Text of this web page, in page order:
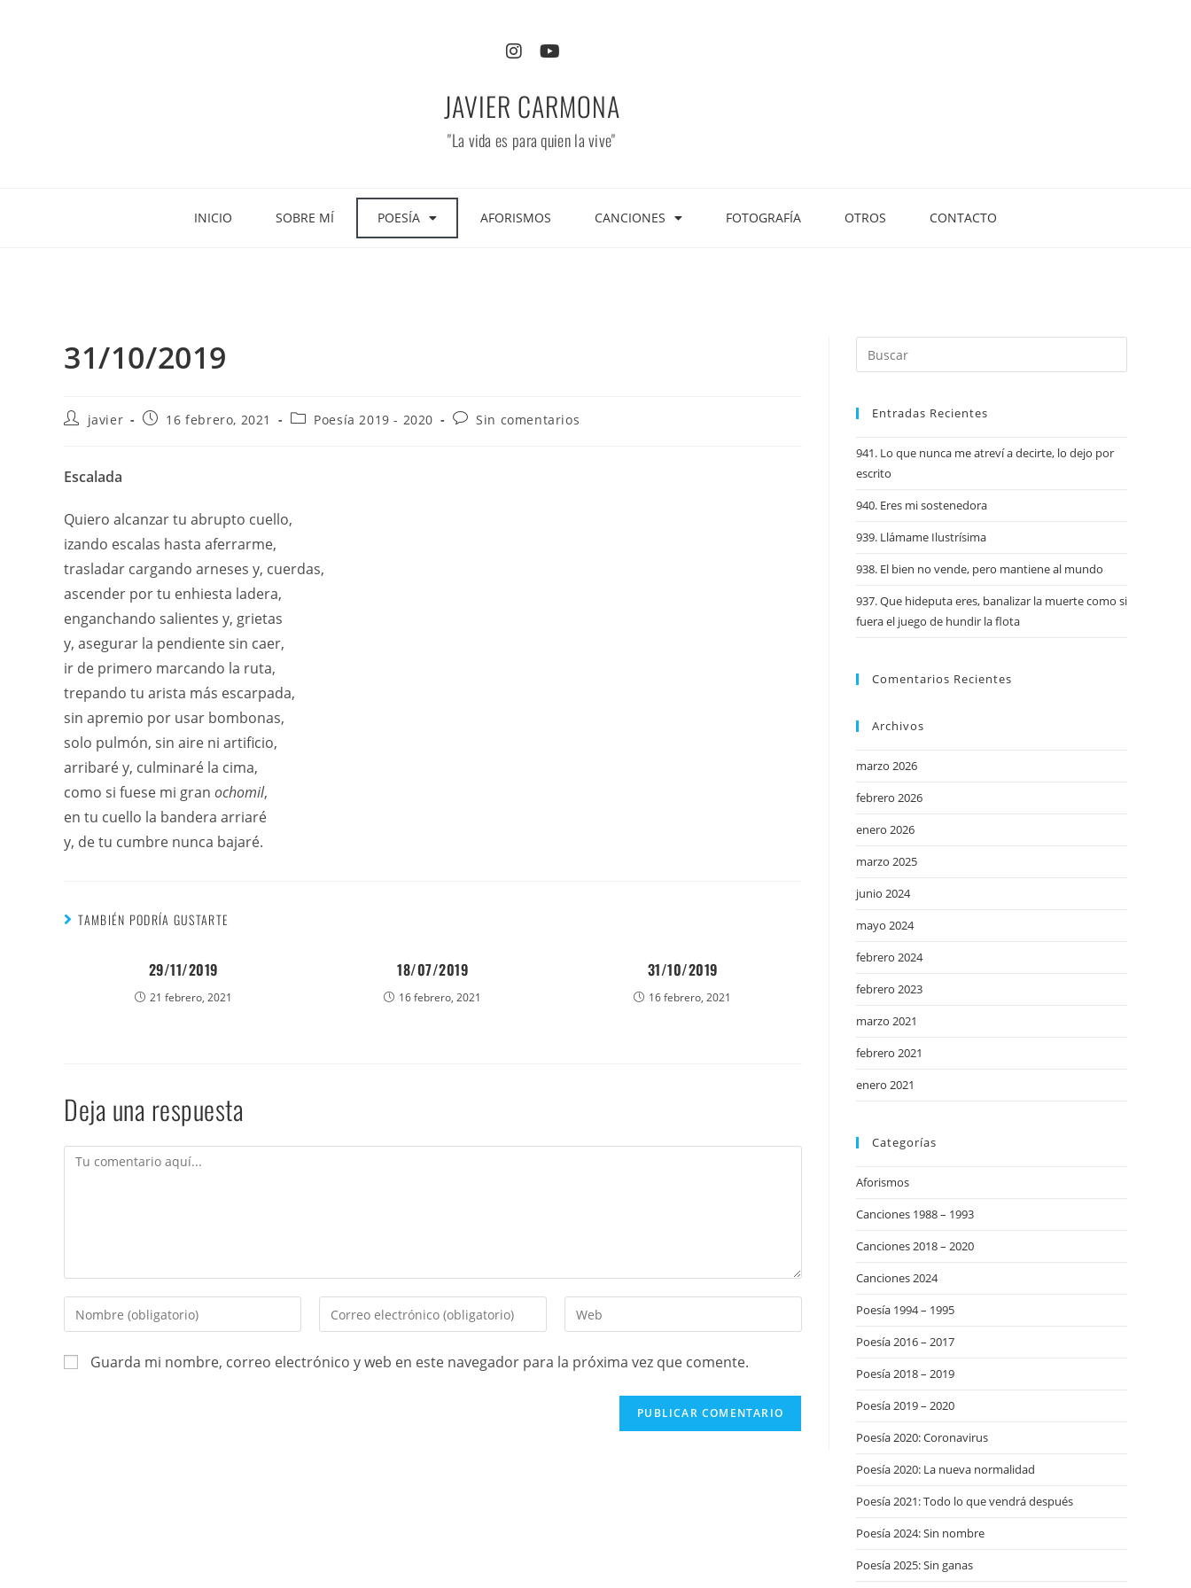
JAVIER CARMONA
"La vida es para quien la vive"
INICIO SOBRE MÍ POESÍA AFORISMOS CANCIONES FOTOGRAFÍA OTROS CONTACTO
31/10/2019
javier 16 febrero, 2021 Poesía 2019 - 2020 Sin comentarios
Escalada
Quiero alcanzar tu abrupto cuello,
izando escalas hasta aferrarme,
trasladar cargando arneses y, cuerdas,
ascender por tu enhiesta ladera,
enganchando salientes y, grietas
y, asegurar la pendiente sin caer,
ir de primero marcando la ruta,
trepando tu arista más escarpada,
sin apremio por usar bombonas,
solo pulmón, sin aire ni artificio,
arribaré y, culminaré la cima,
como si fuese mi gran ochomil,
en tu cuello la bandera arriaré
y, de tu cumbre nunca bajaré.
TAMBIÉN PODRÍA GUSTARTE
29/11/2019
21 febrero, 2021
18/07/2019
16 febrero, 2021
31/10/2019
16 febrero, 2021
Deja una respuesta
Guarda mi nombre, correo electrónico y web en este navegador para la próxima vez que comente.
Entradas Recientes
941. Lo que nunca me atreví a decirte, lo dejo por
escrito
940. Eres mi sostenedora
939. Llámame Ilustrísima
938. El bien no vende, pero mantiene al mundo
937. Que hideputa eres, banalizar la muerte como si
fuera el juego de hundir la flota
Comentarios Recientes
Archivos
marzo 2026
febrero 2026
enero 2026
marzo 2025
junio 2024
mayo 2024
febrero 2024
febrero 2023
marzo 2021
febrero 2021
enero 2021
Categorías
Aforismos
Canciones 1988 – 1993
Canciones 2018 – 2020
Canciones 2024
Poesía 1994 – 1995
Poesía 2016 – 2017
Poesía 2018 – 2019
Poesía 2019 – 2020
Poesía 2020: Coronavirus
Poesía 2020: La nueva normalidad
Poesía 2021: Todo lo que vendrá después
Poesía 2024: Sin nombre
Poesía 2025: Sin ganas